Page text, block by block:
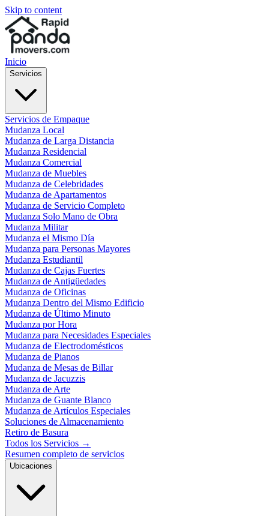
Skip to content
Inicio
Servicios
Servicios de Empaque
Mudanza Local
Mudanza de Larga Distancia
Mudanza Residencial
Mudanza Comercial
Mudanza de Muebles
Mudanza de Celebridades
Mudanza de Apartamentos
Mudanza de Servicio Completo
Mudanza Solo Mano de Obra
Mudanza Militar
Mudanza el Mismo Día
Mudanza para Personas Mayores
Mudanza Estudiantil
Mudanza de Cajas Fuertes
Mudanza de Antigüedades
Mudanza de Oficinas
Mudanza Dentro del Mismo Edificio
Mudanza de Último Minuto
Mudanza por Hora
Mudanza para Necesidades Especiales
Mudanza de Electrodomésticos
Mudanza de Pianos
Mudanza de Mesas de Billar
Mudanza de Jacuzzis
Mudanza de Arte
Mudanza de Guante Blanco
Mudanza de Artículos Especiales
Soluciones de Almacenamiento
Retiro de Basura
Todos los Servicios →
Resumen completo de servicios
Ubicaciones